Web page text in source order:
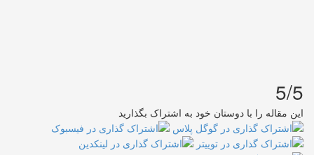
5/5
این مقاله را با دوستان خود به اشتراک بگذارید